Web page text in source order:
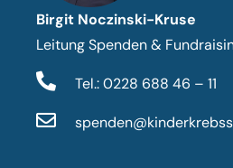
Birgit Noczinski-Kruse
Leitung Spenden &
Tel.: 0228 688 46 – 11